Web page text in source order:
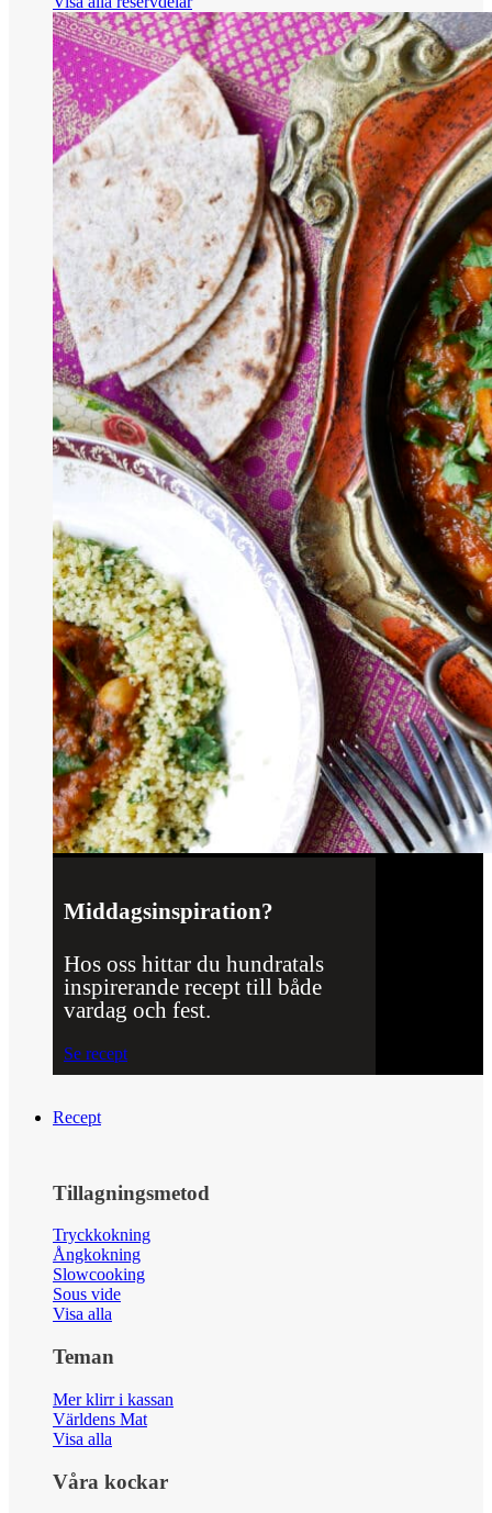
Middagsinspiration?
Hos oss hittar du hundratals
inspirerande recept till både
vardag och fest.
Se recept
Recept
Tillagningsmetod
Tryckkokning
Ångkokning
Slowcooking
Sous vide
Visa alla
Teman
Mer klirr i kassan
Världens Mat
Visa alla
Våra kockar